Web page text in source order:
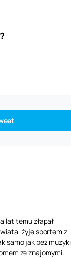
lat temu złapał
żyje sportem z
samo jak bez muzyki
ze znajomymi.